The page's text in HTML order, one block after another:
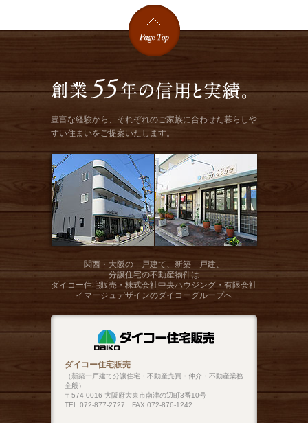
豊富な経験から、それぞれのご家族に合わせた暮らしや
すい住まいをご提案いたします。
関西・大阪の一戸建て、新築一戸建、
分譲住宅の不動産物件は
ダイコー住宅販売・株式会社中央ハウジング・有限会社
イマージュデザインのダイコーグループへ
ダイコー住宅販売
（新築一戸建て分譲住宅・不動産売買・仲介・不動産業務
全般）
〒574-0016 大阪府大東市南津の辺町3番10号
TEL.072-877-2727 FAX.072-876-1242